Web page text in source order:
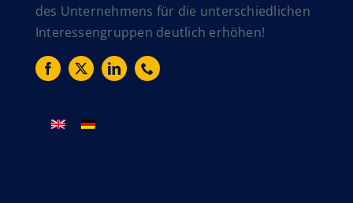
des Unternehmens für die unterschiedlichen
Interessengruppen deutlich erhöhen!